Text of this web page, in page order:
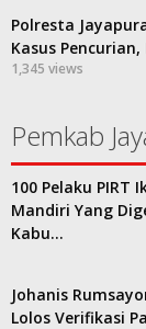
Polresta
Kasus
1,345 views
Pemkab
100 Pelaku PIRT
Mandiri Yang
Kabu…
Johanis
Lolos Verifikasi